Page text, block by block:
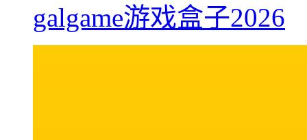
galgame游戏盒子2026